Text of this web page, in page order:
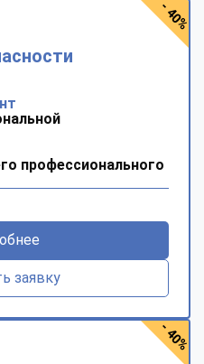
профессионального
заявку
- 40%
- 40%